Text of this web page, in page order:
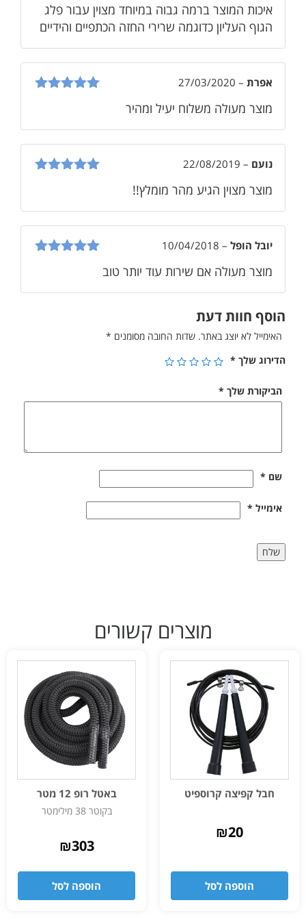
5
איכות המוצר ברמה גבוה במיוחד מצוין עבור פלג
הגוף העליון כדוגמה שרירי החזה הכתפיים והידיים
אפרת –
27/03/2020
מוצר מעולה משלוח יעיל ומהיר
נועם –
22/08/2019
מוצר מצוין הגיע מהר מומלץ!!
יובל הופל –
10/04/2018
מוצר מעולה אם שירות עוד יותר טוב
הוסף חוות דעת
האימייל לא יוצג באתר. שדות החובה מסומנים *
הדירוג שלך *
הביקורת שלך *
שם *
אימייל *
מוצרים קשורים
חבל קפיצה קרוספיט
₪20
הוספה לסל
באטל רופ 12 מטר
בקוטר 38 מילימטר
₪303
הוספה לסל